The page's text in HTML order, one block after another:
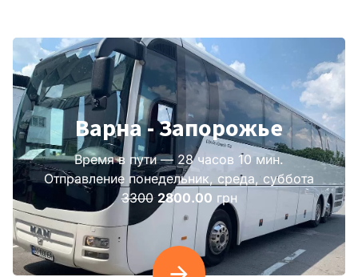
Варна - Запорожье
Время в пути — 28 часов 10 мин.
Отправление понедельник, среда, суббота
3300 2800.00 грн